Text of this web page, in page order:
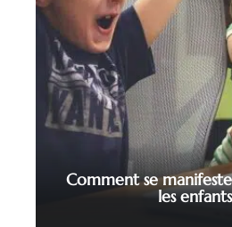
Comment se
les